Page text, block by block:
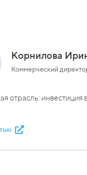
Корнилова
Коммерческий
отрасль: